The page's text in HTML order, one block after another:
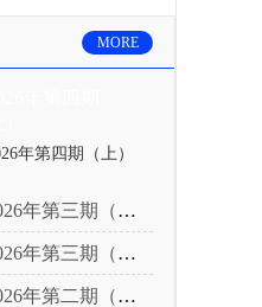
MORE
年第四期（上）
第三期（下）
第三期（上）
第二期（下）